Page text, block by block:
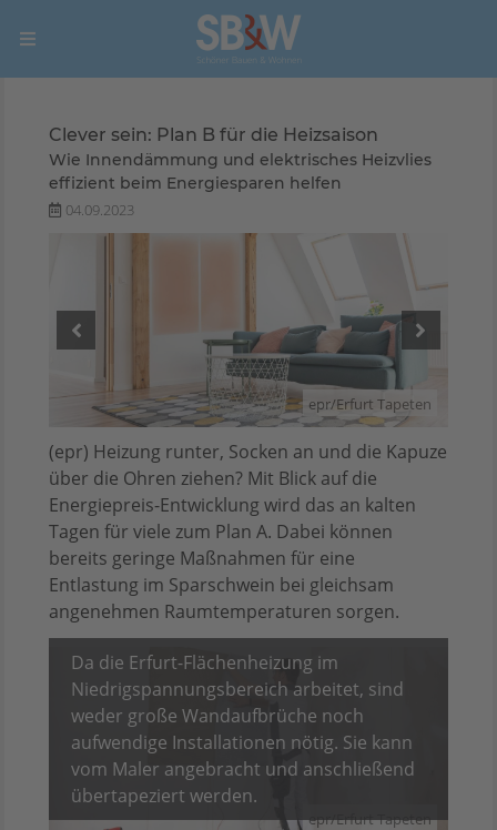
Clever sein: Plan B für die Heizsaison
Wie Innendämmung und elektrisches Heizvlies
effizient beim Energiesparen helfen
04.09.2023
epr/Erfurt Tapeten
(epr) Heizung runter, Socken an und die Kapuze
über die Ohren ziehen? Mit Blick auf die
Energiepreis-Entwicklung wird das an kalten
Tagen für viele zum Plan A. Dabei können
bereits geringe Maßnahmen für eine
Entlastung im Sparschwein bei gleichsam
angenehmen Raumtemperaturen sorgen.
epr/Erfurt Tapeten
Da die Erfurt-Flächenheizung im
Niedrigspannungsbereich arbeitet, sind
weder große Wandaufbrüche noch
aufwendige Installationen nötig. Sie kann
vom Maler angebracht und anschließend
übertapeziert werden.